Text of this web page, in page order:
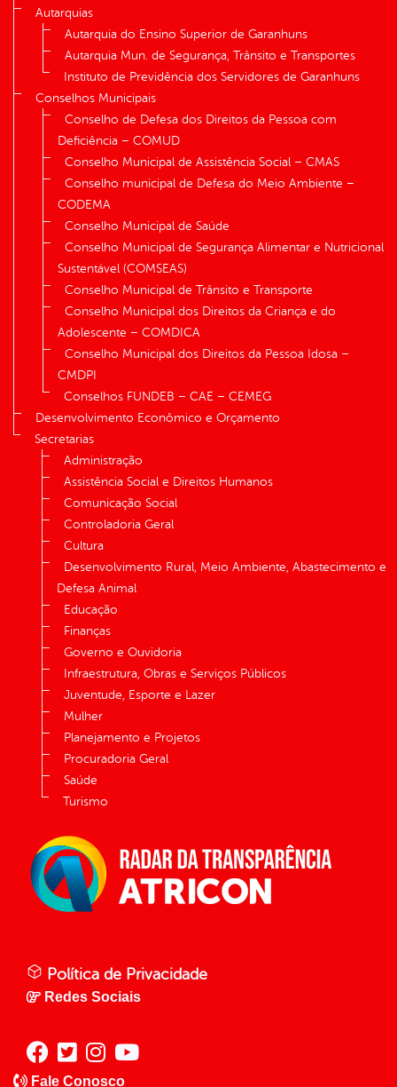
Autarquias
Autarquia do Ensino Superior de Garanhuns
Autarquia Mun. de Segurança, Trânsito e Transportes
Instituto de Previdência dos Servidores de Garanhuns
Conselhos Municipais
Conselho de Defesa dos Direitos da Pessoa com
Deficiência – COMUD
Conselho Municipal de Assistência Social – CMAS
Conselho municipal de Defesa do Meio Ambiente –
CODEMA
Conselho Municipal de Saúde
Conselho Municipal de Segurança Alimentar e Nutricional
Sustentável (COMSEAS)
Conselho Municipal de Trânsito e Transporte
Conselho Municipal dos Direitos da Criança e do
Adolescente – COMDICA
Conselho Municipal dos Direitos da Pessoa Idosa –
CMDPI
Conselhos FUNDEB – CAE – CEMEG
Desenvolvimento Econômico e Orçamento
Secretarias
Administração
Assistência Social e Direitos Humanos
Comunicação Social
Controladoria Geral
Cultura
Desenvolvimento Rural, Meio Ambiente, Abastecimento e
Defesa Animal
Educação
Finanças
Governo e Ouvidoria
Infraestrutura, Obras e Serviços Públicos
Juventude, Esporte e Lazer
Mulher
Planejamento e Projetos
Procuradoria Geral
Saúde
Turismo
Política de Privacidade
Redes Sociais
Fale Conosco